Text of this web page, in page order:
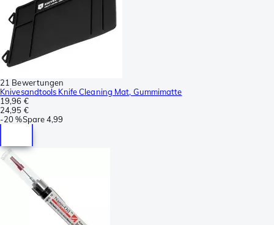
21 Bewertungen
Knivesandtools Knife Cleaning Mat, Gummimatte
19,96 €
24,95 €
-20 %Spare4,99